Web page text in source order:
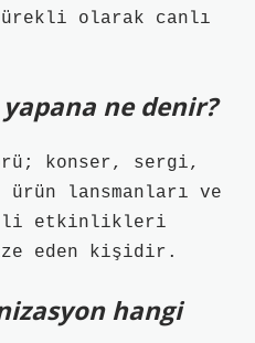
olarak canlı
ne denir?
konser, sergi,
lansmanları ve
etkinlikleri
eden kişidir.
hangi